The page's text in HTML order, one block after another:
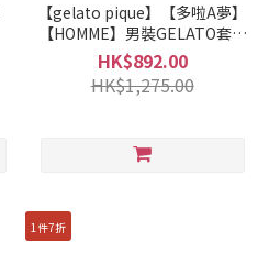
【gelato pique】【多啦A夢】
【HOMME】男裝GELATO套頭
衫+長褲套裝 PMNT261002
HK$892.00
HK$1,275.00
1件7折